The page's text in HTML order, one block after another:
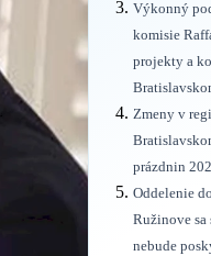
Výkonný
komisie
projekty a
Zmeny v
prázdnin
Oddelenie
Ružinove
nebude